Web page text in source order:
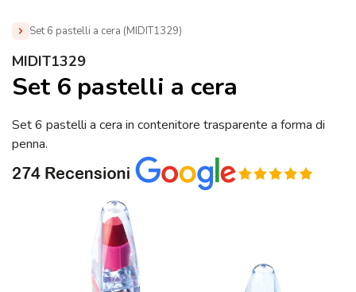
Set 6 pastelli a cera (MIDIT1329)
Home »
Penne Personalizzate con LOGO, Matite, Pastelli,
(MIDIT1329)
MIDIT1329
Set 6 pastelli a cera
Set 6 pastelli a cera in contenitore trasparente a forma di
penna.